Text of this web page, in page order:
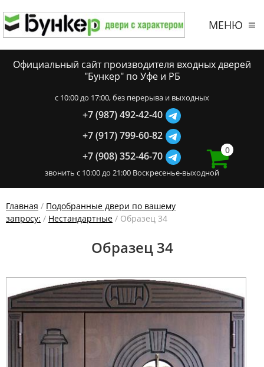
МЕНЮ
Официальный сайт производителя входных дверей
"Бункер" по Уфе и РБ
c 10:00 до 17:00, без перерыва и выходных
+7 (987) 492-42-40
+7 (917) 799-60-82
+7 (908) 352-46-70
звонить с 10:00 до 21:00 Воскресенье-выходной
0
Главная / Подобранные двери по вашему
запросу: / Нестандартные / Образец 34
Образец 34